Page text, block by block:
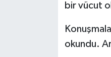
bir vücut
okundu.